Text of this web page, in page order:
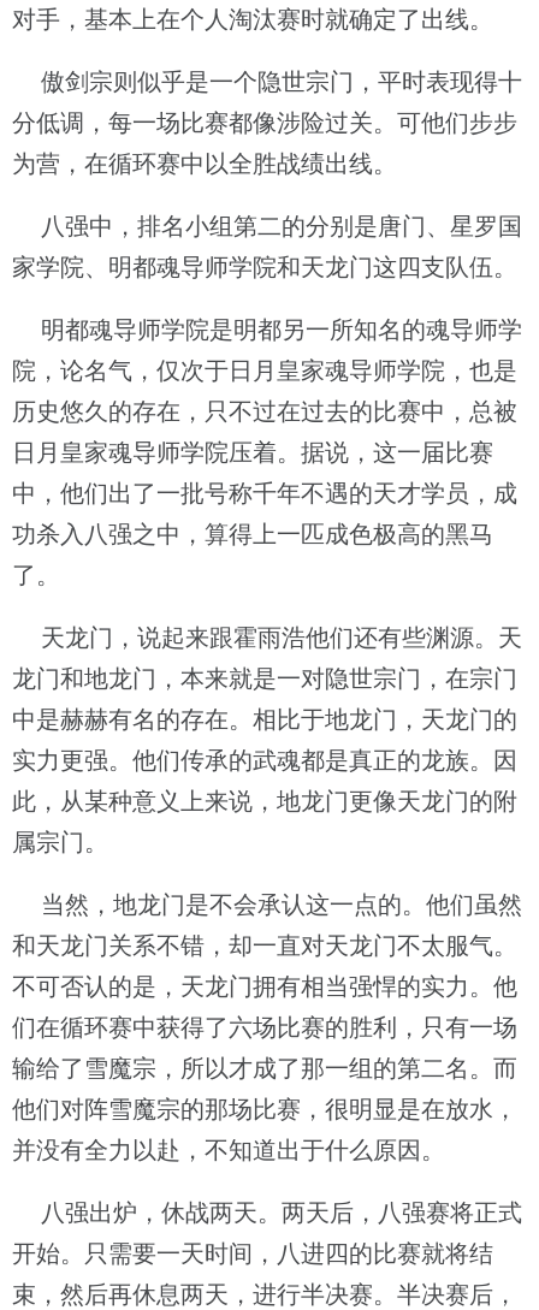
对手，基本上在个人淘汰赛时就确定了出线。
傲剑宗则似乎是一个隐世宗门，平时表现得十
分低调，每一场比赛都像涉险过关。可他们步步
为营，在循环赛中以全胜战绩出线。
八强中，排名小组第二的分别是唐门、星罗国
家学院、明都魂导师学院和天龙门这四支队伍。
明都魂导师学院是明都另一所知名的魂导师学
院，论名气，仅次于日月皇家魂导师学院，也是
历史悠久的存在，只不过在过去的比赛中，总被
日月皇家魂导师学院压着。据说，这一届比赛
中，他们出了一批号称千年不遇的天才学员，成
功杀入八强之中，算得上一匹成色极高的黑马
了。
天龙门，说起来跟霍雨浩他们还有些渊源。天
龙门和地龙门，本来就是一对隐世宗门，在宗门
中是赫赫有名的存在。相比于地龙门，天龙门的
实力更强。他们传承的武魂都是真正的龙族。因
此，从某种意义上来说，地龙门更像天龙门的附
属宗门。
当然，地龙门是不会承认这一点的。他们虽然
和天龙门关系不错，却一直对天龙门不太服气。
不可否认的是，天龙门拥有相当强悍的实力。他
们在循环赛中获得了六场比赛的胜利，只有一场
输给了雪魔宗，所以才成了那一组的第二名。而
他们对阵雪魔宗的那场比赛，很明显是在放水，
并没有全力以赴，不知道出于什么原因。
八强出炉，休战两天。两天后，八强赛将正式
开始。只需要一天时间，八进四的比赛就将结
束，然后再休息两天，进行半决赛。半决赛后，